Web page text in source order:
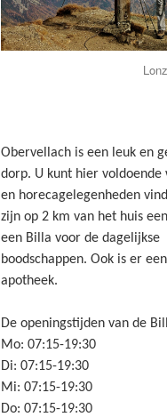
Obervellach is een leuk en
dorp. U kunt hier voldoende
en horecagelegenheden
zijn op 2 km van het huis
een Billa voor de dagelijkse
boodschappen. Ook is er een
apotheek.
De openingstijden van de
Mo: 07:15-19:30
Di: 07:15-19:30
Mi: 07:15-19:30
Do: 07:15-19:30